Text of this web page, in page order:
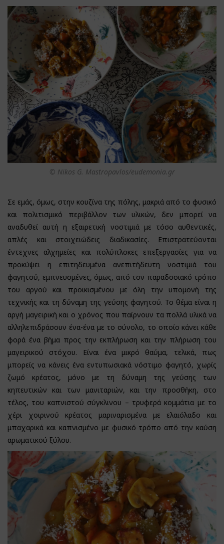
© Nikos G. Mastropavlos/eudemonia.gr
Σε εμάς, όμως, στην κουζίνα της πόλης, μακριά από το φυσικό
και πολιτισμικό περιβάλλον των υλικών, δεν μπορεί να
αναδυθεί αυτή η εξαιρετική νοστιμιά με τόσο αυθεντικές,
απλές και στοιχειώδεις διαδικασίες. Επιστρατεύονται
έντεχνες αλχημείες και πολύπλοκες επεξεργασίες για να
προκύψει η επιτηδευμένα ανεπιτήδευτη νοστιμιά του
φαγητού, εμπνευσμένες, όμως, από τον παραδοσιακό τρόπο
του αργού και προικισμένου με όλη την υπομονή της
τεχνικής και τη δύναμη της γεύσης φαγητού. Το θέμα είναι η
αργή μαγειρική και ο χρόνος που παίρνουν τα πολλά υλικά να
αλληλεπιδράσουν ένα-ένα με το σύνολο, το οποίο κάνει κάθε
φορά ένα βήμα προς την εκπλήρωση και την πλήρωση του
μαγειρικού στόχου. Είναι ένα μικρό θαύμα, τελικά, πως
μπορείς να κάνεις ένα εντυπωσιακά νόστιμο φαγητό, χωρίς
ζωμό κρέατος, μόνο με τη δύναμη της γεύσης των
κηπευτικών και των μανιταριών, και την προσθήκη, στο
τέλος, του καπνιστού σύγκλινου – τρυφερά κομμάτια με το
χέρι χοιρινού κρέατος μαριναρισμένα με ελαιόλαδο και
μπαχαρικά και καπνισμένο με φυσικό τρόπο από την καύση
αρωματικού ξύλου.